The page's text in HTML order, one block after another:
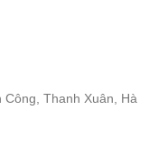
Thanh Xuân, Hà